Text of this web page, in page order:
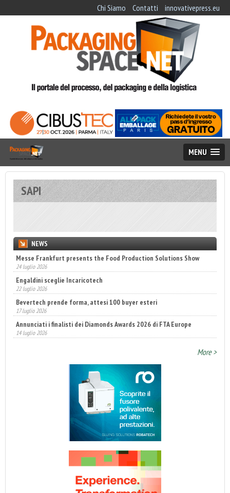
Chi Siamo Contatti innovativepress.eu
MENU
SAPI
NEWS
Messe Frankfurt presents the Food Production Solutions Show
24 luglio 2026
Engaldini sceglie Incaricotech
22 luglio 2026
Bevertech prende forma, attesi 100 buyer esteri
17 luglio 2026
Annunciati i finalisti dei Diamonds Awards 2026 di FTA Europe
14 luglio 2026
Fatturato record per l'industria cosmetica in Italia
More >